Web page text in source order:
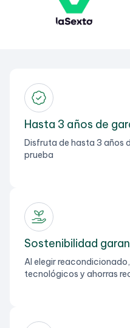
Hasta 3 años de
Disfruta de hasta 3 años
prueba
Sostenibilidad
Al elegir
tecnológicos y ahorras